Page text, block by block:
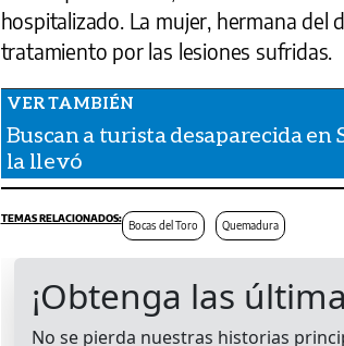
hospitalizado. La mujer, hermana del
tratamiento por las lesiones sufridas.
Buscan a turista desaparecida en
la llevó
Bocas del Toro Quemadura